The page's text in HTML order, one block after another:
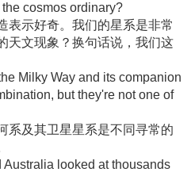
cosmos ordinary?
表示好奇。我们的星系是非常
天文现象？换句话说，我们这
Milky Way and its companion
but they're not one of
系及其卫星星系是不同寻常的
looked at thousands